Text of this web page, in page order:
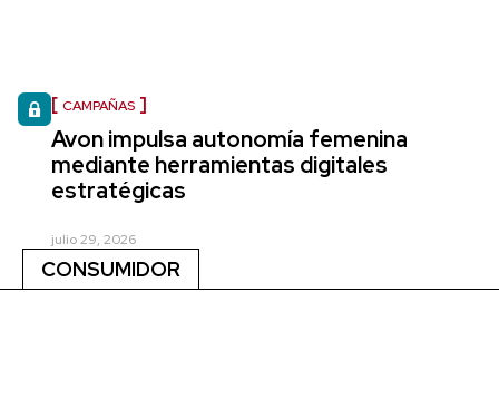
CAMPAÑAS
Avon impulsa autonomía femenina
mediante herramientas digitales
estratégicas
julio 29, 2026
CONSUMIDOR